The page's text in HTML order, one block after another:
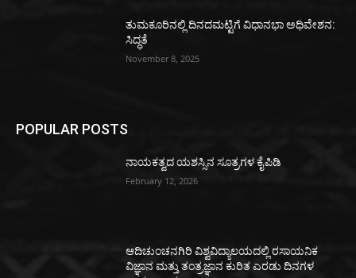
ತುಮಕೂರಿನಲ್ಲಿ ದಿನದಮಟ್ಟಿಗೆ ವಿಧಾನಭಾ ಅಧಿವೇಶನ:
ಸಿದ್ಧತೆ
November 8, 2025
POPULAR POSTS
ನಾಯಕತ್ವದ ಯಶಸ್ಸಿನ ಸೂತ್ರಗಳ ಕೈಪಿಡಿ
February 12, 2026
ಆದಿಚುಂಚನಗಿರಿ ವಿಶ್ವವಿದ್ಯಾಲಯದಲ್ಲಿ ರಸಾಯನಿಕ
ವಿಜ್ಞಾನ ಮತ್ತು ತಂತ್ರಜ್ಞಾನ ಕುರಿತ ಎರಡು ದಿನಗಳ